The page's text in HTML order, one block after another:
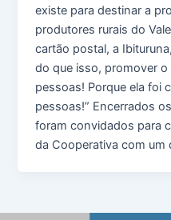
existe para destinar a
produtores rurais do
cartão postal, a
do que isso, promover
pessoas! Porque ela foi
pessoas!” Encerrados
foram convidados para
da Cooperativa com um